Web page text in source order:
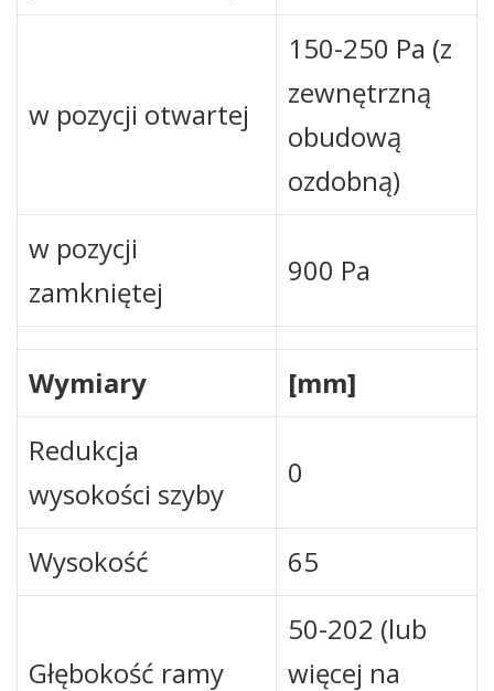
w pozycji otwartej
150-250 Pa (z
zewnętrzną
obudową
ozdobną)
w pozycji
zamkniętej
900 Pa
Wymiary
[mm]
Redukcja
wysokości szyby
0
Wysokość 65
Głębokość ramy
50-202 (lub
więcej na